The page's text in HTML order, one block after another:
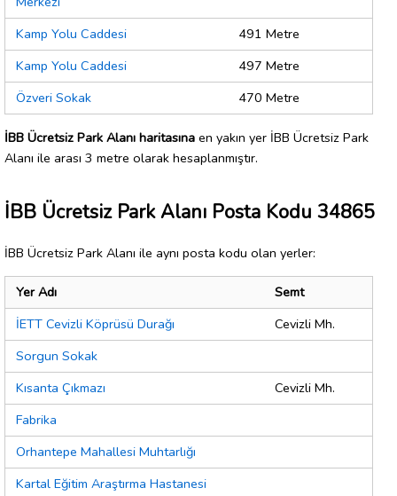
Kamp Yolu Caddesi
491 Metre
Kamp Yolu Caddesi
497 Metre
Özveri Sokak
470 Metre
İBB Ücretsiz Park Alanı haritasına en yakın yer İBB Ücretsiz Park
Alanı ile arası 3 metre olarak hesaplanmıştır.
İBB Ücretsiz Park Alanı Posta Kodu 34865
İBB Ücretsiz Park Alanı ile aynı posta kodu olan yerler:
Yer Adı
Semt
İETT Cevizli Köprüsü Durağı
Cevizli Mh.
Sorgun Sokak
Kısanta Çıkmazı
Cevizli Mh.
Fabrika
Orhantepe Mahallesi Muhtarlığı
Kartal Eğitim Araştırma Hastanesi